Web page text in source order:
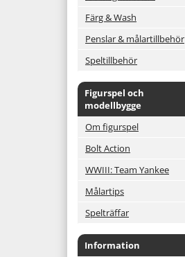
Färg & Wash
Penslar & målartillbehör
Speltillbehör
Figurspel och
modellbygge
Om figurspel
Bolt Action
WWIII: Team Yankee
Målartips
Spelträffar
Information